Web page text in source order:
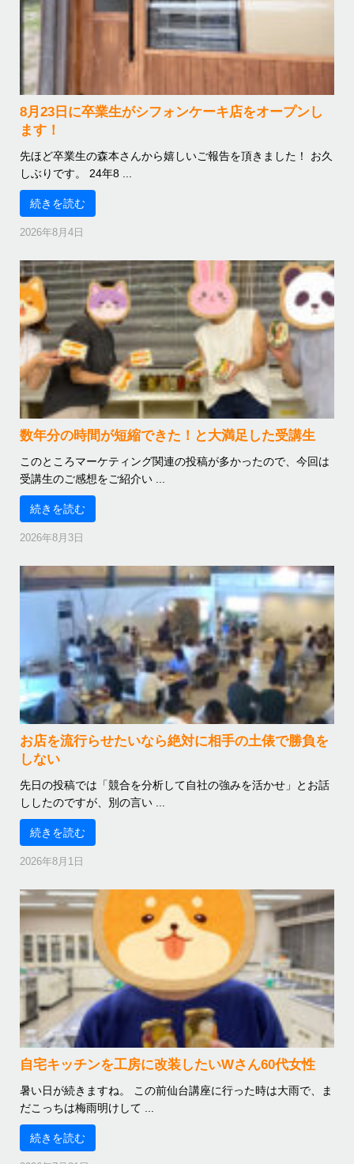
8月23日に卒業生がシフォンケーキ店をオープンし
ます！
先ほど卒業生の森本さんから嬉しいご報告を頂きました！ お久
しぶりです。 24年8 ...
続きを読む
2026年8月4日
数年分の時間が短縮できた！と大満足した受講生
このところマーケティング関連の投稿が多かったので、今回は
受講生のご感想をご紹介い ...
続きを読む
2026年8月3日
お店を流行らせたいなら絶対に相手の土俵で勝負を
しない
先日の投稿では「競合を分析して自社の強みを活かせ」とお話
ししたのですが、別の言い ...
続きを読む
2026年8月1日
自宅キッチンを工房に改装したいWさん60代女性
暑い日が続きますね。 この前仙台講座に行った時は大雨で、ま
だこっちは梅雨明けして ...
続きを読む